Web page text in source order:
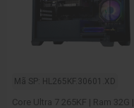
Mã SP: HL265KF.30601.XD
Core Ultra 7 265KF | Ram 32G |